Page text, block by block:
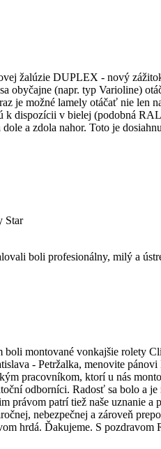
žalúzie DUPLEX - nový
obyčajne (napr. typ Varioline)
je možné lamely otáčať nie len
k dispozícii v bielej (podobná
a zdola nahor. Toto je
boli profesionálny, milý a
boli montované vonkajšie rolety
- Petržalka, menovite
pracovníkom, ktorí u nás
odborníci. Radosť sa bolo a
právom patrí tiež naše uznanie
nebezpečnej a zároveň
hrdá. Ďakujeme. S